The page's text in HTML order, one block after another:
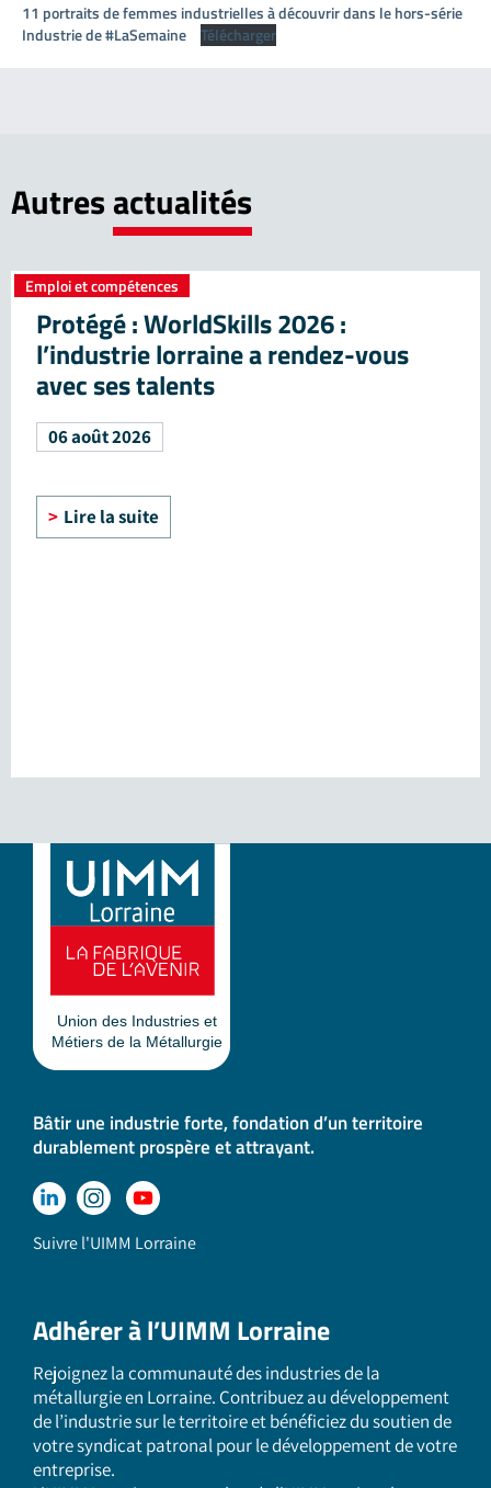
11 portraits de femmes industrielles à découvrir dans le hors-série
Industrie de #LaSemaine
Télécharger
Autresactualités
Emploi et compétences
Protégé : WorldSkills 2026 :
l’industrie lorraine a rendez-vous
avec ses talents
06 août 2026
Lire la suite
Bâtir une industrie forte, fondation d’un territoire
durablement prospère et attrayant.
Suivre l'UIMM Lorraine
Adhérer à l’UIMM Lorraine
Rejoignez la communauté des industries de la
métallurgie en Lorraine. Contribuez au développement
de l’industrie sur le territoire et bénéficiez du soutien de
votre syndicat patronal pour le développement de votre
entreprise.